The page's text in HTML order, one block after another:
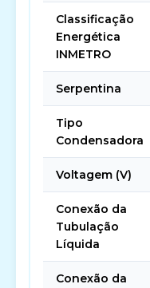
Classificação
Energética
INMETRO
Serpentina
Tipo
Condensadora
Voltagem (V)
Conexão da
Tubulação
Líquida
Conexão da